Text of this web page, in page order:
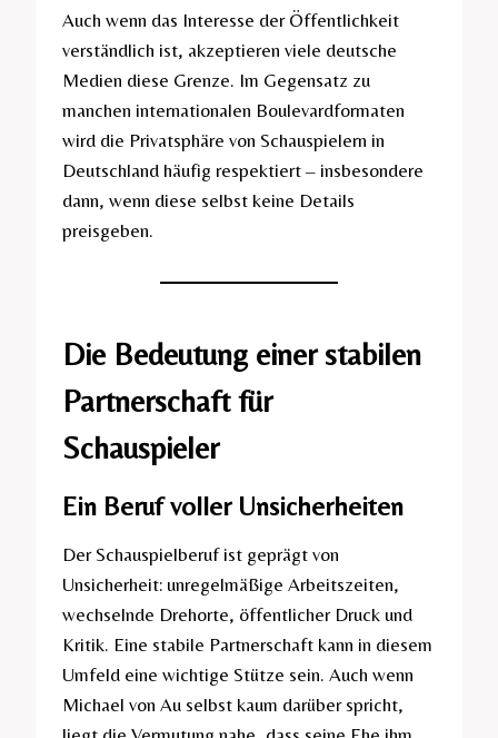
Auch wenn das Interesse der Öffentlichkeit
verständlich ist, akzeptieren viele deutsche
Medien diese Grenze. Im Gegensatz zu
manchen internationalen Boulevardformaten
wird die Privatsphäre von Schauspielern in
Deutschland häufig respektiert – insbesondere
dann, wenn diese selbst keine Details
preisgeben.
Die Bedeutung einer stabilen
Partnerschaft für
Schauspieler
Ein Beruf voller Unsicherheiten
Der Schauspielberuf ist geprägt von
Unsicherheit: unregelmäßige Arbeitszeiten,
wechselnde Drehorte, öffentlicher Druck und
Kritik. Eine stabile Partnerschaft kann in diesem
Umfeld eine wichtige Stütze sein. Auch wenn
Michael von Au selbst kaum darüber spricht,